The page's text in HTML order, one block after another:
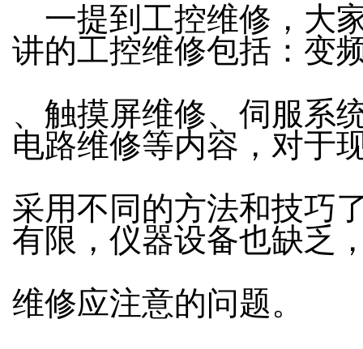
一提到工控维修，大
讲的工控维修包括：变
、触摸屏维修、伺服系
电路维修等内容，对于
采用不同的方法和技巧
有限，仪器设备也缺乏
维修应注意的问题。